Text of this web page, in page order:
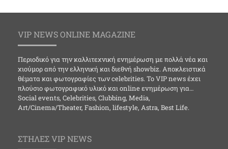
VIP NEWS ONLINE MAGAZINE
Περιοδικό για την καλλιτεχνική ενημέρωση με πολλά νέα και
χιούμορ από την ελληνική και διεθνή showbiz. Αποκλειστικά
θέματα και φωτογραφίες των celebrities. Το VIP news έχει
πλούσιο φωτογραφικό υλικό και online ενημέρωση για…
Social events, Celebrities, Clubbing, Media,
Art/Cinema/Theater, Fashion, lifestyle, Astra, Best Life.
ΣΤΗΛΕΣ VIP NEWS